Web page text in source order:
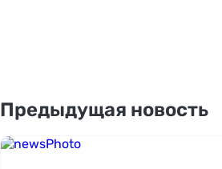
Предыдущая новость